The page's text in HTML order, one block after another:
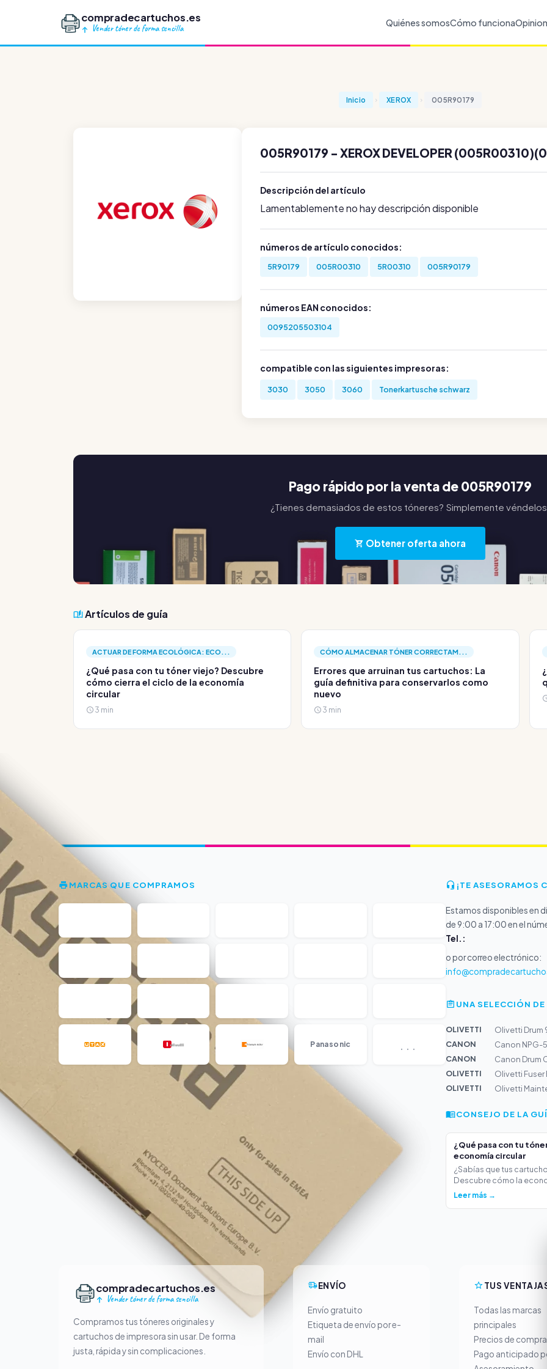
compradecartuchos.es
Vender tóner de forma sencilla
Quiénes somosCómo funciona
Inicio XEROX 005R90179
005R90179 - XEROX DEVELOPER
Descripción del artículo
Lamentablemente no hay descripción disponible
números de artículo conocidos:
5R90179 005R00310 5R00310 005R90179
números EAN conocidos:
0095205503104
compatible con las siguientes impresoras:
3030 3050 3060 Tonerkartusche schwarz
Pago rápido por la venta de 005R90179
¿Tienes demasiados de estos tóneres? Simplemente
Obtener oferta ahora
Artículos de guía
ACTUAR DE FORMA ECOLÓGICA: ECO...
¿Qué pasa con tu tóner viejo? Descubre
cómo cierra el ciclo de la economía
circular
3 min
CÓMO ALMACENAR TÓNER CORRECTAM...
Errores que arruinan tus cartuchos: La
guía definitiva para conservarlos como
nuevo
3 min
MARCAS QUE COMPRAMOS
Panasonic ...
¡TE ASESORAMOS
Estamos disponibles en
de 9:00 a 17:00 en el
Tel.:
o por correo electrónico:
UNA SELECCIÓN
OLIVETTI
Olivetti Drum
CANON
Canon NPG-
CANON
Canon Drum
OLIVETTI
Olivetti
OLIVETTI
Olivetti
CONSEJO DE LA
¿Qué pasa con tu
economía circular
¿Sabías que tus
Descubre cómo la
Leer más →
compradecartuchos.es
Vender tóner de forma sencilla
Compramos tus tóneres originales y
cartuchos de impresora sin usar. De forma
justa, rápida y sin complicaciones.
ENVÍO
Envío gratuito
Etiqueta de envío por e-
mail
Envío con DHL
TUS
Todas las marcas
principales
Precios de
Pago anticipado